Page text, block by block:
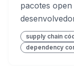
pacotes
supply chain
dependency